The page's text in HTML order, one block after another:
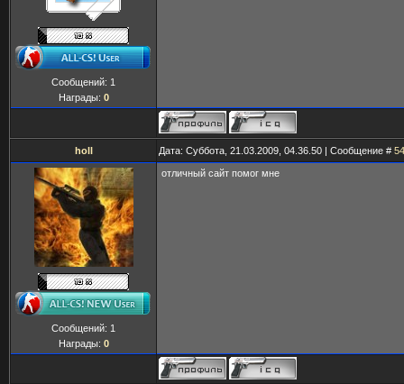
Сообщений: 1
Награды: 0
holl Дата: Суббота, 21.03.2009, 04.36.50 | Сообщение # 54
Сообщений: 1
Награды: 0
отличный сайт помог мне